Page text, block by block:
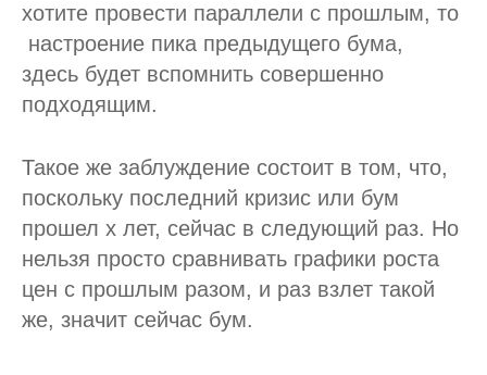
хотите провести параллели с прошлым, то
настроение пика предыдущего бума,
здесь будет вспомнить совершенно
подходящим.
Такое же заблуждение состоит в том, что,
поскольку последний кризис или бум
прошел х лет, сейчас в следующий раз. Но
нельзя просто сравнивать графики роста
цен с прошлым разом, и раз взлет такой
же, значит сейчас бум.